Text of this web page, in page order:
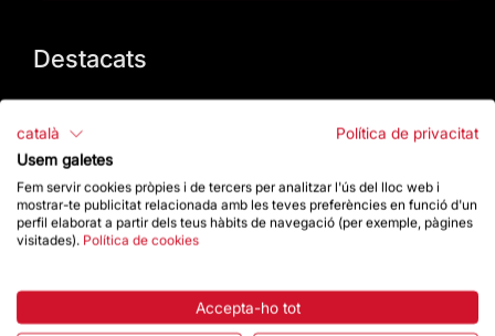
Destacats
Preguntes freqüents
Atenció al Visitant
Notícies i Actualitat
català
Política de privacitat
Usem galetes
Fem servir cookies pròpies i de tercers per analitzar l'ús del lloc web i
mostrar-te publicitat relacionada amb les teves preferències en funció d'un
perfil elaborat a partir dels teus hàbits de navegació (per exemple, pàgines
visitades). Política de cookies
Accepta-ho tot